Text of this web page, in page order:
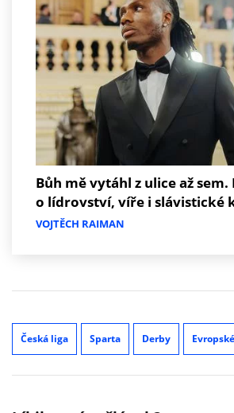
Bůh mě vytáhl z ulice až sem.
o lídrovství, víře i slávistické
VOJTĚCH RAIMAN
Česká liga Sparta Derby